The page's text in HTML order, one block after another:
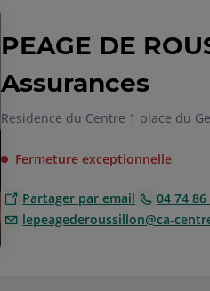
PEAGE DE
Assurances
Residence du Centre 1 place du
Fermeture exceptionnelle
Partager par email 04 74 86
lepeagederoussillon@ca-